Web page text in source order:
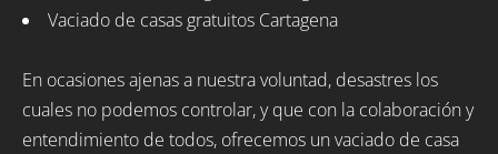
Vaciado de casas gratuitos Cartagena
En ocasiones ajenas a nuestra voluntad, desastres los
cuales no podemos controlar, y que con la colaboración y
entendimiento de todos, ofrecemos un vaciado de casa